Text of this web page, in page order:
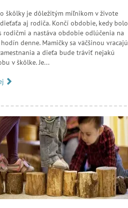
škôlky je dôležitým míľnikom v živote
aj rodiča. Končí obdobie, kedy bolo
rodičmi a nastáva obdobie odlúčenia na
denne. Mamičky sa väčšinou vracajú
a dieťa bude tráviť nejakú
v škôlke. Je...